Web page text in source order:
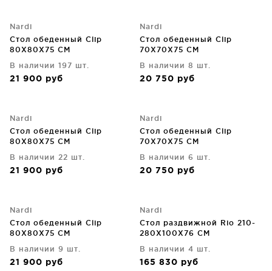
Nardi
Стол обеденный Clip
80X80X75 CM
В наличии 197 шт.
21 900 руб
Nardi
Стол обеденный Clip
70X70X75 CM
В наличии 8 шт.
20 750 руб
Nardi
Стол обеденный Clip
80X80X75 CM
В наличии 22 шт.
21 900 руб
Nardi
Стол обеденный Clip
70X70X75 CM
В наличии 6 шт.
20 750 руб
Nardi
Стол обеденный Clip
80X80X75 CM
В наличии 9 шт.
21 900 руб
Nardi
Стол раздвижной Rio 210-
280X100X76 CM
В наличии 4 шт.
165 830 руб